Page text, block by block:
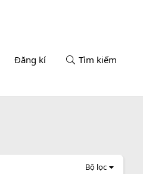
Đăng kí Tìm kiếm
Bộ lọc